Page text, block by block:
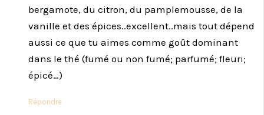
bergamote, du citron, du pamplemousse, de la
vanille et des épices..excellent..mais tout dépend
aussi ce que tu aimes comme goût dominant
dans le thé (fumé ou non fumé; parfumé; fleuri;
épicé…)
Répondre